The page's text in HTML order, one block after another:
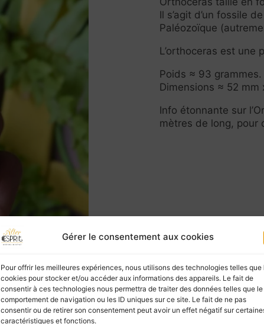
Gérer le consentement aux cookies
Pour offrir les meilleures expériences, nous utilisons des technologies telles que
cookies pour stocker et/ou accéder aux informations des appareils. Le fait de
consentir à ces technologies nous permettra de traiter des données telles que le
comportement de navigation ou les ID uniques sur ce site. Le fait de ne pas
consentir ou de retirer son consentement peut avoir un effet négatif sur
caractéristiques et fonctions.
Il s’agit d’un fossile
Paléozoïque
L’orthoceras est une
Poids ≈ 93 grammes.
Dimensions ≈ 52 mm
Info étonnante sur
mètres de long, pour